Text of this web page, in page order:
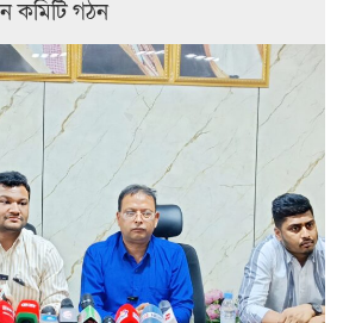
কমিটি গঠন